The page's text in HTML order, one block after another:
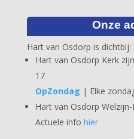
Onze
Hart van Osdorp is dichtbij:
Hart van Osdorp Kerk
17
OpZondag | Elke
Hart van Osdorp
Actuele info hier